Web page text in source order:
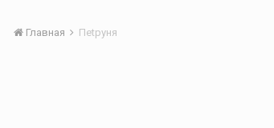
Главная Пеtруня